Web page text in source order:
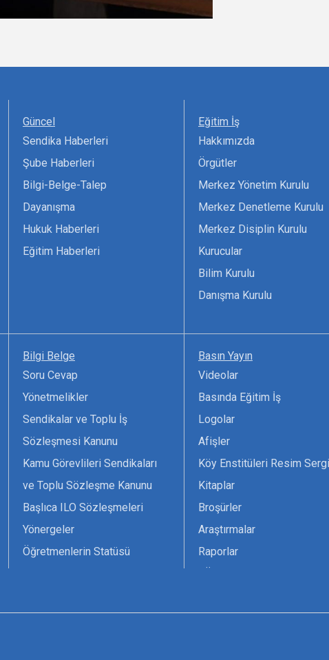
Güncel
Sendika Haberleri
Şube Haberleri
Bilgi-Belge-Talep
Dayanışma
Hukuk Haberleri
Eğitim Haberleri
Eğitim İş
Hakkımızda
Örgütler
Merkez Yönetim Kurulu
Merkez Denetleme Kurulu
Merkez Disiplin Kurulu
Kurucular
Bilim Kurulu
Danışma Kurulu
Bilgi Belge
Soru Cevap
Yönetmelikler
Sendikalar ve Toplu İş
Sözleşmesi Kanunu
Kamu Görevlileri Sendikaları
ve Toplu Sözleşme Kanunu
Başlıca ILO Sözleşmeleri
Yönergeler
Öğretmenlerin Statüsü
Seçim Formları
Basın Yayın
Videolar
Basında Eğitim İş
Logolar
Afişler
Köy Enstitüleri Resim
Kitaplar
Broşürler
Araştırmalar
Raporlar
Pankartlar